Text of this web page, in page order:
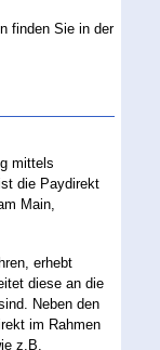
finden Sie in der
mittels
die Paydirekt
Main,
erhebt
diese an die
Neben den
im Rahmen
z.B.